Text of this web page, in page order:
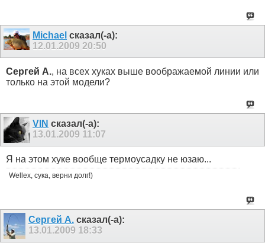
Michael сказал(-а):
12.01.2009 20:50
Сергей А., на всех хуках выше воображаемой линии или
только на этой модели?
VIN сказал(-а):
13.01.2009 11:07
Я на этом хуке вообще термоусадку не юзаю...
Wellex, сука, верни долг!)
Сергей А.сказал(-а):
13.01.2009 18:33